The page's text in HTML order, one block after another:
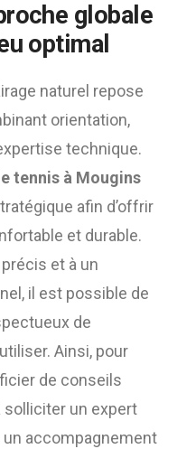
globale
optimal
naturel repose
orientation,
technique.
tennis à Mougins
afin d’offrir
et durable.
et à un
il est possible de
de
Ainsi, pour
de conseils
solliciter un expert
un accompagnement